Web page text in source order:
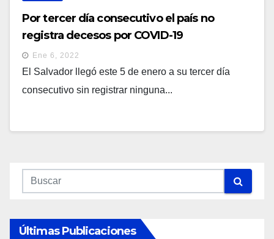
Por tercer día consecutivo el país no
registra decesos por COVID-19
Ene 6, 2022
El Salvador llegó este 5 de enero a su tercer día
consecutivo sin registrar ninguna...
Últimas Publicaciones